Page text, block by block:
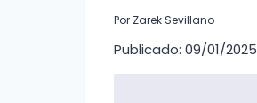
Por Zarek Sevillano
Publicado: 09/01/2025